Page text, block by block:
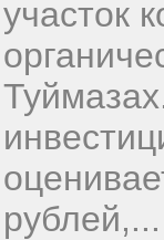
участок
рублей,...